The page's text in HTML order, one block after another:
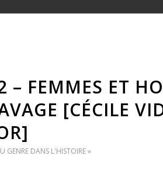
– FEMMES ET
[CÉCILE
GENRE DANS L'HISTOIRE »